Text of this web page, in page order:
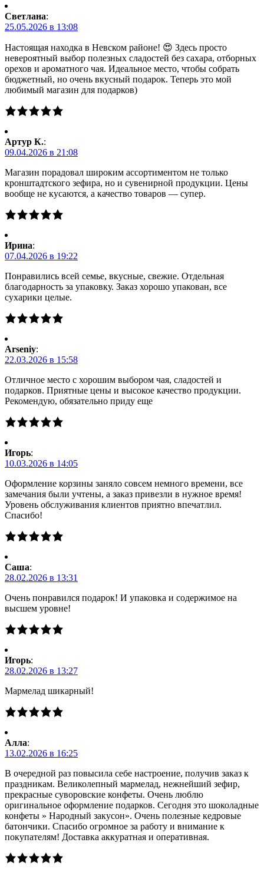
Светлана:
25.05.2026 в 13:08
Настоящая находка в Невском районе! 😍 Здесь просто
невероятный выбор полезных сладостей без сахара, отборных
орехов и ароматного чая. Идеальное место, чтобы собрать
бюджетный, но очень вкусный подарок. Теперь это мой
любимый магазин для подарков)
Артур К.:
09.04.2026 в 21:08
Магазин порадовал широким ассортиментом не только
кронштадтского зефира, но и сувенирной продукции. Цены
вообще не кусаются, а качество товаров — супер.
Ирина:
07.04.2026 в 19:22
Понравились всей семье, вкусные, свежие. Отдельная
благодарность за упаковку. Заказ хорошо упакован, все
сухарики целые.
Arseniy:
22.03.2026 в 15:58
Отличное место с хорошим выбором чая, сладостей и
подарков. Приятные цены и высокое качество продукции.
Рекомендую, обязательно приду еще
Игорь:
10.03.2026 в 14:05
Оформление корзины заняло совсем немного времени, все
замечания были учтены, а заказ привезли в нужное время!
Уровень обслуживания клиентов приятно впечатлил.
Спасибо!
Саша:
28.02.2026 в 13:31
Очень понравился подарок! И упаковка и содержимое на
высшем уровне!
Игорь:
28.02.2026 в 13:27
Мармелад шикарный!
Алла:
13.02.2026 в 16:25
В очередной раз повысила себе настроение, получив заказ к
праздникам. Великолепный мармелад, нежнейший зефир,
прекрасные суворовские конфеты. Очень люблю
оригинальное оформление подарков. Сегодня это шоколадные
конфеты » Народный закусон». Очень полезные кедровые
батончики. Спасибо огромное за работу и внимание к
покупателям! Доставка аккуратная и оперативная.